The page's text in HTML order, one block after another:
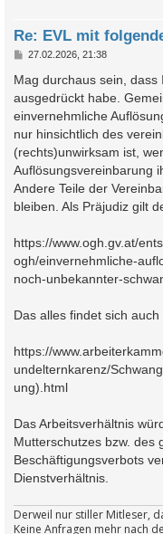
Re: EVL mit
B
i
r
a
g
27.02.2026, 21:38
Mag durchaus sein,
ausgedrückt habe.
einvernehmliche
nur hinsichtlich des
(rechts)unwirksam ist,
Auflösungsvereinbarung
Andere Teile der
bleiben. Als Präjudiz gilt
https://www.ogh.gv.at/
ogh/einvernehmliche-
noch-unbekannter-
Das alles findet sich
https://
undelternkarenz/
ung).html
Das Arbeitsverhältnis
Mutterschutzes bzw. des
Beschäftigungsverbots
Dienstverhältnis.
Derweil nur stiller Mitleser,
Keine Anfragen mehr nach